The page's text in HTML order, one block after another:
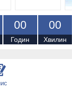
00
Годин
00
Хвилин